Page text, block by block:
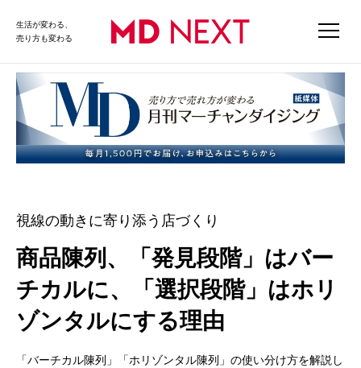
生活が変わる、
売り方も変わる
視線の動きに寄り添う店づくり
商品陳列、「発見段階」はバー
チカルに、「選択段階」はホリ
ゾンタルにする理由
「バーチカル陳列」「ホリゾンタル陳列」の使い分け方を解説し